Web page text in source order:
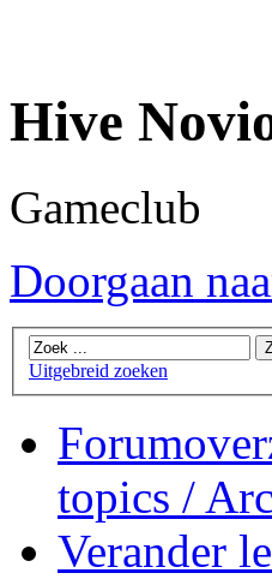
Hive
Gameclub
Doorgaan
Uitgebreid zoeken
topics /
Verander